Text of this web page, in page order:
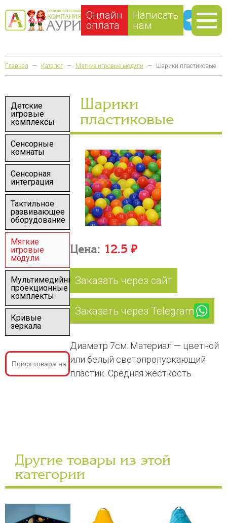
Онлайн
оплата
Написать
нам
Главная — Каталог — Мягкие игровые модули — Шарики пластиковые
Детские
игровые
комплексы
Сенсорные
комнаты
Сенсорная
интеграция
Тактильное
развивающее
оборудование
Мягкие
игровые
модули
Мультимедийные
проекционные
комплекты
Кривые
зеркала
Шарики
пластиковые
Цена: 12.5 ₽
Заказать через сайт
Заказать через Telegram
Диаметр 7см. Материал — цветной
или белый светопропускающий
пластик. Средняя жесткость
Другие товары из этой
категории